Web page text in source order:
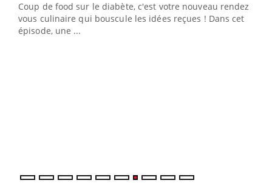
Coup de food sur le diabète, c'est votre nouveau rendez-
vous culinaire qui bouscule les idées reçues ! Dans cet
épisode, une ...